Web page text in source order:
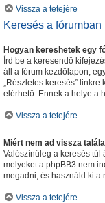
Vissza a tetejére
Keresés a fórumban
Hogyan kereshetek egy
Írd be a keresendő
áll a fórum kezdőlapon,
„Részletes keresés”
elérhető. Ennek a helye a
Vissza a tetejére
Miért nem ad vissza
Valószínűleg a keresés túl
melyeket a phpBB3 nem
megadni, és használd ki a
Vissza a tetejére